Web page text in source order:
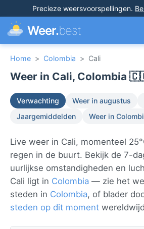
Precieze weersvoorspellingen.
Weer.best
Home > Colombia > Cali
Weer in Cali, Colombia
Verwachting Weer in augustus
Jaargemiddelden
Weer in
Live weer in Cali, momenteel
regen in de buurt. Bekijk de 7-
uurlijkse omstandigheden en
Cali ligt in Colombia — zie het
steden in Colombia, of blader
steden op dit moment